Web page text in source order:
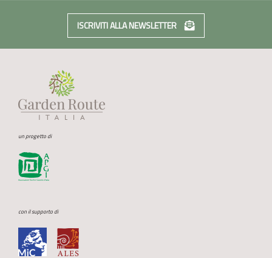
ISCRIVITI ALLA NEWSLETTER
un progetto di
con il supporto di